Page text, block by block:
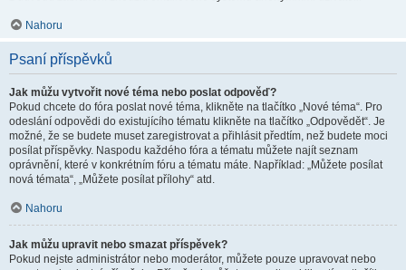
Nahoru
Psaní příspěvků
Jak můžu vytvořit nové téma nebo poslat odpověď?
Pokud chcete do fóra poslat nové téma, klikněte na tlačítko „Nové téma“. Pro
odeslání odpovědi do existujícího tématu klikněte na tlačítko „Odpovědět“. Je
možné, že se budete muset zaregistrovat a přihlásit předtím, než budete moci
posílat příspěvky. Naspodu každého fóra a tématu můžete najít seznam
oprávnění, které v konkrétním fóru a tématu máte. Například: „Můžete posílat
nová témata“, „Můžete posílat přílohy“ atd.
Nahoru
Jak můžu upravit nebo smazat příspěvek?
Pokud nejste administrátor nebo moderátor, můžete pouze upravovat nebo